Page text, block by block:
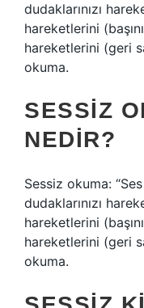
dudaklarınızı
hareketlerini
hareketlerini (geri
okuma.
SESSIZ
NEDIR?
Sessiz okuma:
dudaklarınızı
hareketlerini
hareketlerini (geri
okuma.